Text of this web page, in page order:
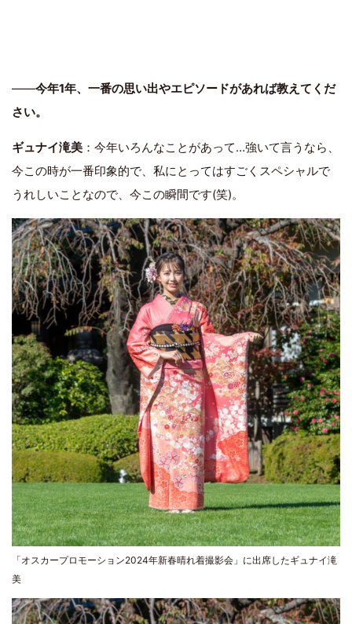
――今年1年、一番の思い出やエピソードがあれば教えてくだ
さい。
ギュナイ滝美 ：今年いろんなことがあって…強いて言うなら、
今この時が一番印象的で、私にとってはすごくスペシャルで
うれしいことなので、今この瞬間です(笑)。
「オスカープロモーション2024年新春晴れ着撮影会」に出席したギュナイ滝
美